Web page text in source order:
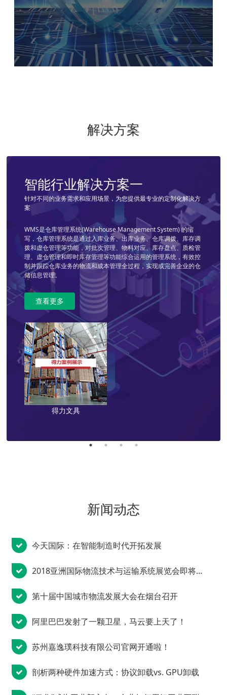
解决方案
智能行业解决方案一
针对不同的业务需求和应用场景，为您提供最专业的定制化解决方
案
WMS是仓库管理系统(Warehouse Management System) 的缩
写，仓库管理系统是通过入库业务、出库业务、仓库调拨、库存调
拨和虚仓管理等功能，对批次管理、物料对应、库存盘点、质检管
理、虚仓管理和即时库存管理等功能综合运用的管理系统，有效控
制并跟踪仓库业务的物流和成本管理全过程，实现或完善企业的仓
储信息管理。
查看更多
得力文具
智能行业解决方案二
针对不同的业务需求和应用场景，为您提供最专业的定制化解决方
案
WCS是仓库控制系统的简称，是介于WMS系统和PLC系统之间的一
层管理控制系统，可以协调各种物流设备如输送机、堆垛机、穿梭
车以及机器人、自动导引小车等物流设备之间的运行，主要通过任
务引擎和消息引擎，优化分解任务、分析执行路径，为上层系统的
调度指令提供执行保障和优化，实现对各种设备系统接口的集成、
统一调度和监控。
嘉宏
智能行业解决方案三
针对不同的业务需求和应用场景，为您提供最专业的定制化解决方
案
MES(Manufacturing Execution System)即制造企业生产过程执行
系统，是一套面向制造企业车间执行层的生产信息化管理系统。
MES 可以为企业提供包括制造数据管理、计划排产管理、生产调度
管理、库存管理、质量管理、人力资源管理、工作中心/设备管理、
工具工装管理、采购管理、成本管理、项目看板管理、生产过程控
制、底层数据集成分析、上层数据集成分解等管理模块，为企业打
造一个扎实、可靠、全面、可行的制造协同管理平台。
智能行业解决方案四
针对不同的业务需求和应用场景，为您提供最专业的定制化解决方
案
TMS即物流运输管理系统，适用于运输公司、各企业下面的运输队
等。它主要包括订单管理、配载作业、调度分配、行车管理、GPS
车辆定位系统、车辆管理、人员管理、数据报表、基本信息维护、
系统管理等模块。该系统对车辆、驾驶员、线路等进行全面详细的
统计考核，能大大提高运作效率，降低运输成本，使您在激烈的市
场竞争中处于领先优势。
昌龙物流
新闻动态
今天国际：在智能制造时代开拓发展
2018亚洲国际物流技术与运输系统展览会即将启幕
第十届中国城市物流发展大会在烟台召开
阿里巴巴发射了一颗卫星，马云要上天了！
苏州嘉逸璞科技有限公司官网开通啦！
剖析两种硬件加速方式：协议卸载vs. GPU卸载